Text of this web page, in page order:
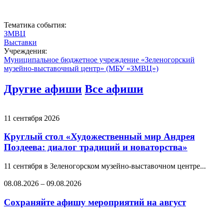
Тематика события:
ЗМВЦ
Выставки
Учреждения:
Муниципальное бюджетное учреждение «Зеленогорский
музейно-выставочный центр» (МБУ «ЗМВЦ»)
Другие афиши Все афиши
11 сентября 2026
Круглый стол «Художественный мир Андрея
Поздеева: диалог традиций и новаторства»
11 сентября в Зеленогорском музейно-выставочном центре...
08.08.2026 – 09.08.2026
Сохраняйте афишу мероприятий на август